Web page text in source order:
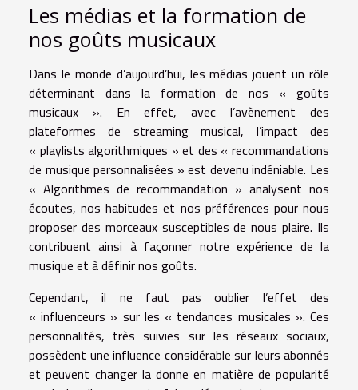
Les médias et la formation de
nos goûts musicaux
Dans le monde d’aujourd’hui, les médias jouent un rôle
déterminant dans la formation de nos « goûts
musicaux ». En effet, avec l’avènement des
plateformes de streaming musical, l’impact des
« playlists algorithmiques » et des « recommandations
de musique personnalisées » est devenu indéniable. Les
« Algorithmes de recommandation » analysent nos
écoutes, nos habitudes et nos préférences pour nous
proposer des morceaux susceptibles de nous plaire. Ils
contribuent ainsi à façonner notre expérience de la
musique et à définir nos goûts.
Cependant, il ne faut pas oublier l’effet des
« influenceurs » sur les « tendances musicales ». Ces
personnalités, très suivies sur les réseaux sociaux,
possèdent une influence considérable sur leurs abonnés
et peuvent changer la donne en matière de popularité